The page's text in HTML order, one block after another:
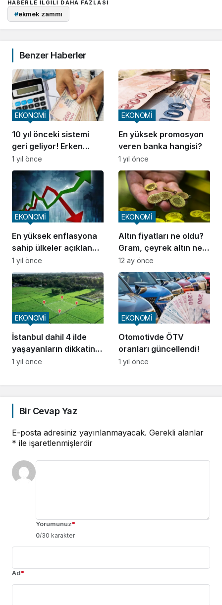
HABERLE ILGILI DAHA FAZLASI
#ekmek zammı
Benzer Haberler
10 yıl önceki sistemi
geri geliyor! Erken
emeklilikte yeni fırsat
EKONOMİ
1 yıl önce
En yüksek promosyon
veren banka hangisi?
EKONOMİ
1 yıl önce
En yüksek enflasyona
sahip ülkeler açıklandı!
İşte Türkiye’nin
sıralaması
EKONOMİ
1 yıl önce
Altın fiyatları ne oldu?
Gram, çeyrek altın ne
kadar?
EKONOMİ
12 ay önce
İstanbul dahil 4 ilde
yaşayanların dikkatine!
Kamu arazileri satışa
EKONOMİ
1 yıl önce
Otomotivde ÖTV
oranları güncellendi!
EKONOMİ
1 yıl önce
Bir Cevap Yaz
E-posta adresiniz yayınlanmayacak. Gerekli alanlar
* ile işaretlenmişlerdir
Yorumunuz*
0/30 karakter
Ad*